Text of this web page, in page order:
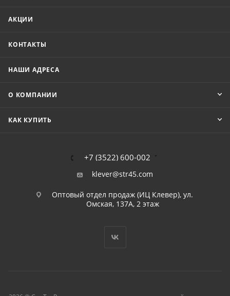
АКЦИИ
КОНТАКТЫ
НАШИ АДРЕСА
О КОМПАНИИ
КАК КУПИТЬ
+7 (3522) 600-002
klever@str45.com
Оптовый отдел продаж (ИЦ Клевер), ул.
Омская, 137А, 2 этаж